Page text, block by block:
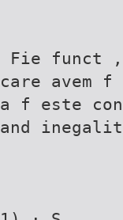
Fie
avem
f este